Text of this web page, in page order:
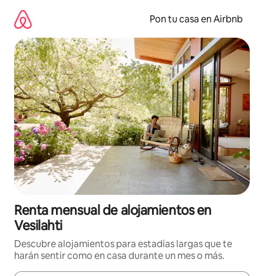
contenido
Pon tu casa en Airbnb
Renta mensual de alojamientos en
Vesilahti
Descubre alojamientos para estadías largas que te
harán sentir como en casa durante un mes o más.